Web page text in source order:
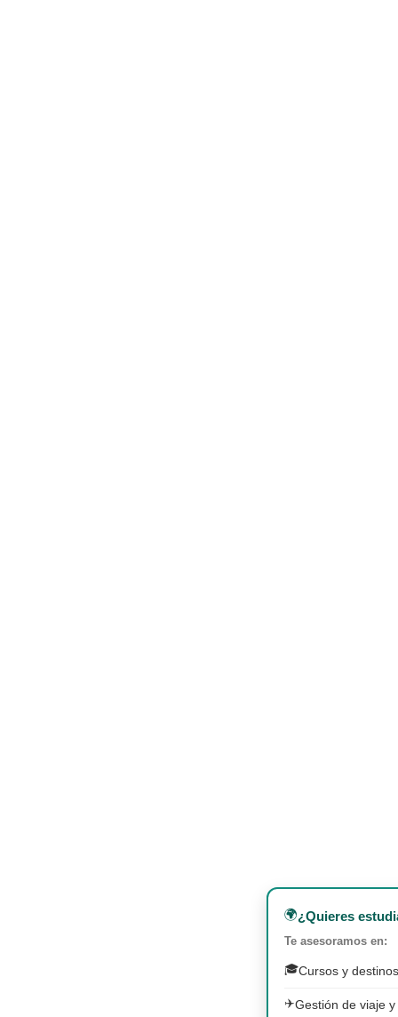
🌍¿Quieres
Te asesoramos en:
🎓Cursos y
✈️Gestión de viaje